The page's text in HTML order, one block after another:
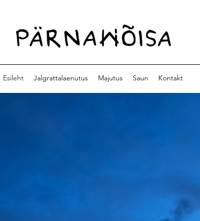
Esileht Jalgrattalaenutus Majutus Saun Kontakt